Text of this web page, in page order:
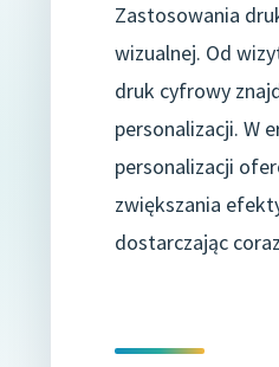
Zastosowania
wizualnej. Od
druk cyfrowy
personalizacji. W
personalizacji
zwiększania
dostarczając